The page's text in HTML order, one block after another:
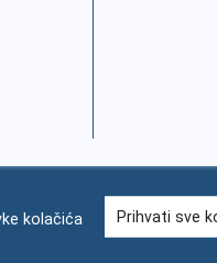
Česta pitanja Kontakti
kolačića Prihvati sve